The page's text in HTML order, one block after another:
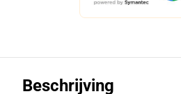
Beschrijving